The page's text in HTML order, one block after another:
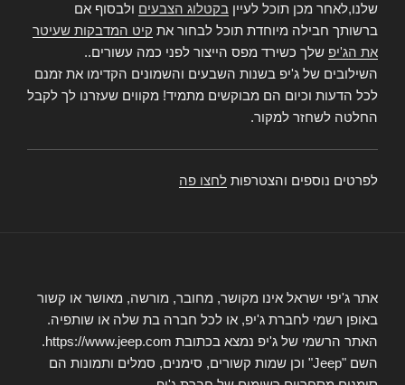
שלנו,לאחר מכן תוכל לעיין בקטלוג הצבעים ולבסוף אם
ברשותך חבילה מיוחדת תוכל לבחור את קיט המדבקות שעיטר
את הג'יפ שלך כשירד מפס הייצור לפני כמה עשורים..
השילובים של ג'יפ בשנות השבעים והשמונים הקדימו את זמנם
לכל הדעות וכיום הם מבוקשים מתמיד! מקווים שעזרנו לך לקבל
החלטה לשחזר למקור.
לפרטים נוספים והצטרפות לחצו פה
אתר ג'יפי ישראל אינו מקושר, מחובר, מורשה, מאושר או קשור
באופן רשמי לחברת ג'יפ, או לכל חברה בת שלה או שותפיה.
האתר הרשמי של ג'יפ נמצא בכתובת https://www.jeep.com.
השם "Jeep" וכן שמות קשורים, סימנים, סמלים ותמונות הם